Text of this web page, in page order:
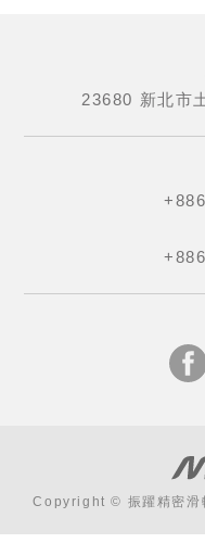
23680 新北市
Copyright © 振躍精密滑